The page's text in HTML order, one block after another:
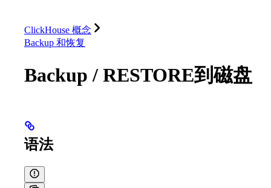
ClickHouse 概念
Backup 和恢复
Backup / RESTORE到磁盘
语法